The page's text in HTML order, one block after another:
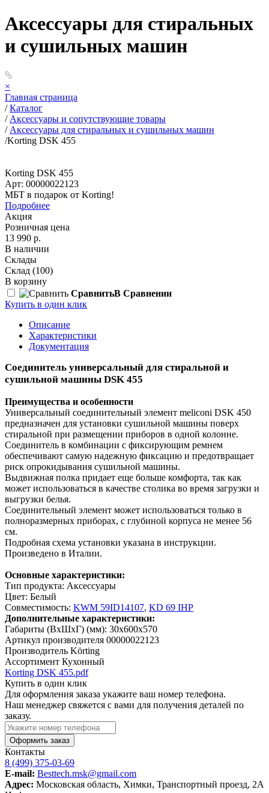
Аксессуары для стиральных
и сушильных машин
×
Главная страница
/ Каталог
/ Аксессуары и сопутствующие товары
/ Аксессуары для стиральных и сушильных машин
/Korting DSK 455
Korting DSK 455
Арт: 00000022123
МБТ в подарок от Korting!
Подробнее
Акция
Розничная цена
13 990 р.
В наличии
Склады
Склад (100)
В корзину
СравнитьВ Сравнении
Купить в один клик
Описание
Характеристики
Документация
Соединитель универсальный для стиральной и
сушильной машины DSK 455
Преимущества и особенности
Универсальный соединительный элемент meliconi DSK 450
предназначен для установки сушильной машины поверх
стиральной при размещении приборов в одной колонне.
Соединитель в комбинации с фиксирующим ремнем
обеспечивают самую надежную фиксацию и предотвращает
риск опрокидывания сушильной машины.
Выдвижная полка придает еще больше комфорта, так как
может использоваться в качестве столика во время загрузки и
выгрузки белья.
Соединительный элемент может использоваться только в
полноразмерных приборах, с глубиной корпуса не менее 56
см.
Подробная схема установки указана в инструкции.
Произведено в Италии.
Основные характеристики:
Тип продукта: Аксессуары
Цвет: Белый
Совместимость: KWM 59ID14107, KD 69 IHP
Дополнительные характеристики:
Габариты (ВxШxГ) (мм): 30x600x570
Артикул производителя 00000022123
Производитель Körting
Ассортимент Кухонный
Korting DSK 455.pdf
Купить в один клик
Для оформления заказа укажите ваш номер телефона.
Наш менеджер свяжется с вами для получения деталей по
заказу.
Оформить заказ
Контакты
8 (499) 375-03-69
E-mail: Besttech.msk@gmail.com
Адрес: Московская область, Химки, Транспортный проезд, 2А